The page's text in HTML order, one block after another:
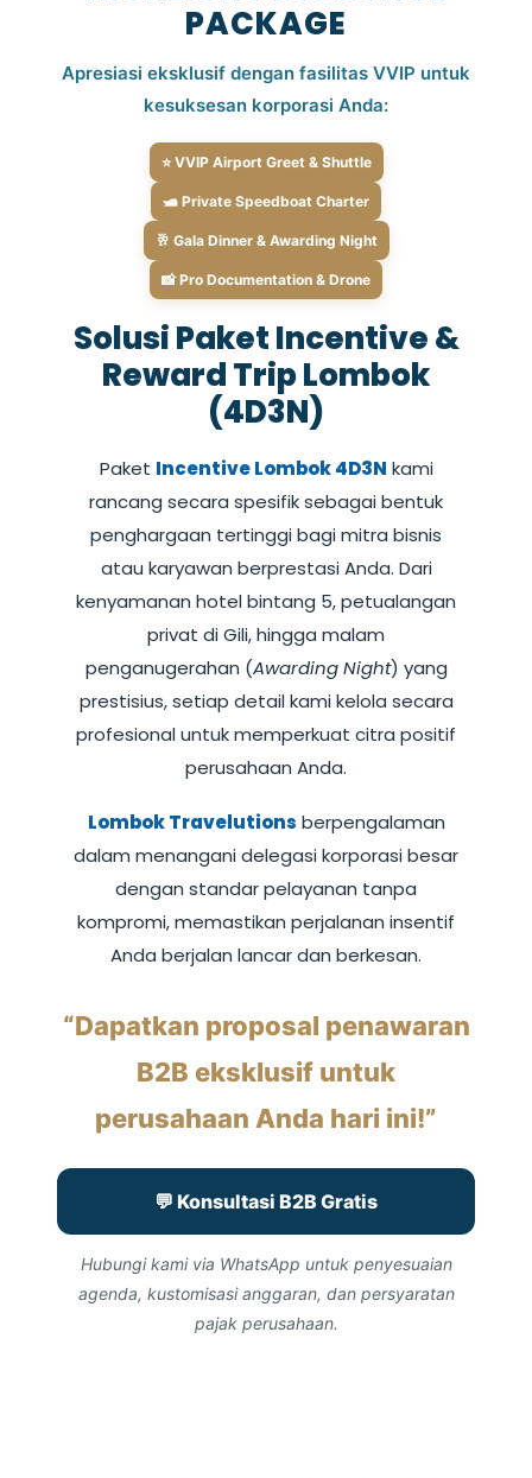
PACKAGE
Apresiasi eksklusif dengan fasilitas VVIP untuk
kesuksesan korporasi Anda:
⭐ VVIP Airport Greet & Shuttle
🛥️ Private Speedboat Charter
🥂 Gala Dinner & Awarding Night
📸 Pro Documentation & Drone
Solusi Paket Incentive &
Reward Trip Lombok
(4D3N)
Paket Incentive Lombok 4D3N kami
rancang secara spesifik sebagai bentuk
penghargaan tertinggi bagi mitra bisnis
atau karyawan berprestasi Anda. Dari
kenyamanan hotel bintang 5, petualangan
privat di Gili, hingga malam
penganugerahan (Awarding Night) yang
prestisius, setiap detail kami kelola secara
profesional untuk memperkuat citra positif
perusahaan Anda.
Lombok Travelutions berpengalaman
dalam menangani delegasi korporasi besar
dengan standar pelayanan tanpa
kompromi, memastikan perjalanan insentif
Anda berjalan lancar dan berkesan.
“Dapatkan proposal penawaran
B2B eksklusif untuk
perusahaan Anda hari ini!”
💬 Konsultasi B2B Gratis
Hubungi kami via WhatsApp untuk penyesuaian
agenda, kustomisasi anggaran, dan persyaratan
pajak perusahaan.